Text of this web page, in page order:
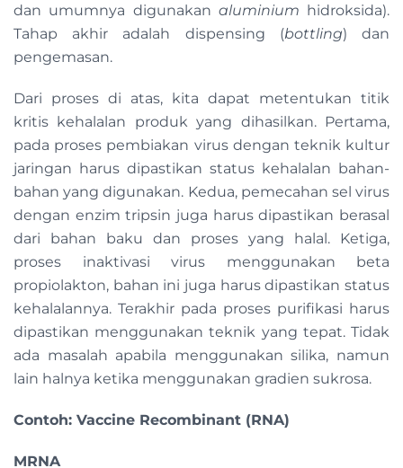
dan umumnya digunakan aluminium hidroksida).
Tahap akhir adalah dispensing (bottling) dan
pengemasan.
Dari proses di atas, kita dapat metentukan titik
kritis kehalalan produk yang dihasilkan. Pertama,
pada proses pembiakan virus dengan teknik kultur
jaringan harus dipastikan status kehalalan bahan-
bahan yang digunakan. Kedua, pemecahan sel virus
dengan enzim tripsin juga harus dipastikan berasal
dari bahan baku dan proses yang halal. Ketiga,
proses inaktivasi virus menggunakan beta
propiolakton, bahan ini juga harus dipastikan status
kehalalannya. Terakhir pada proses purifikasi harus
dipastikan menggunakan teknik yang tepat. Tidak
ada masalah apabila menggunakan silika, namun
lain halnya ketika menggunakan gradien sukrosa.
Contoh: Vaccine Recombinant (RNA)
MRNA